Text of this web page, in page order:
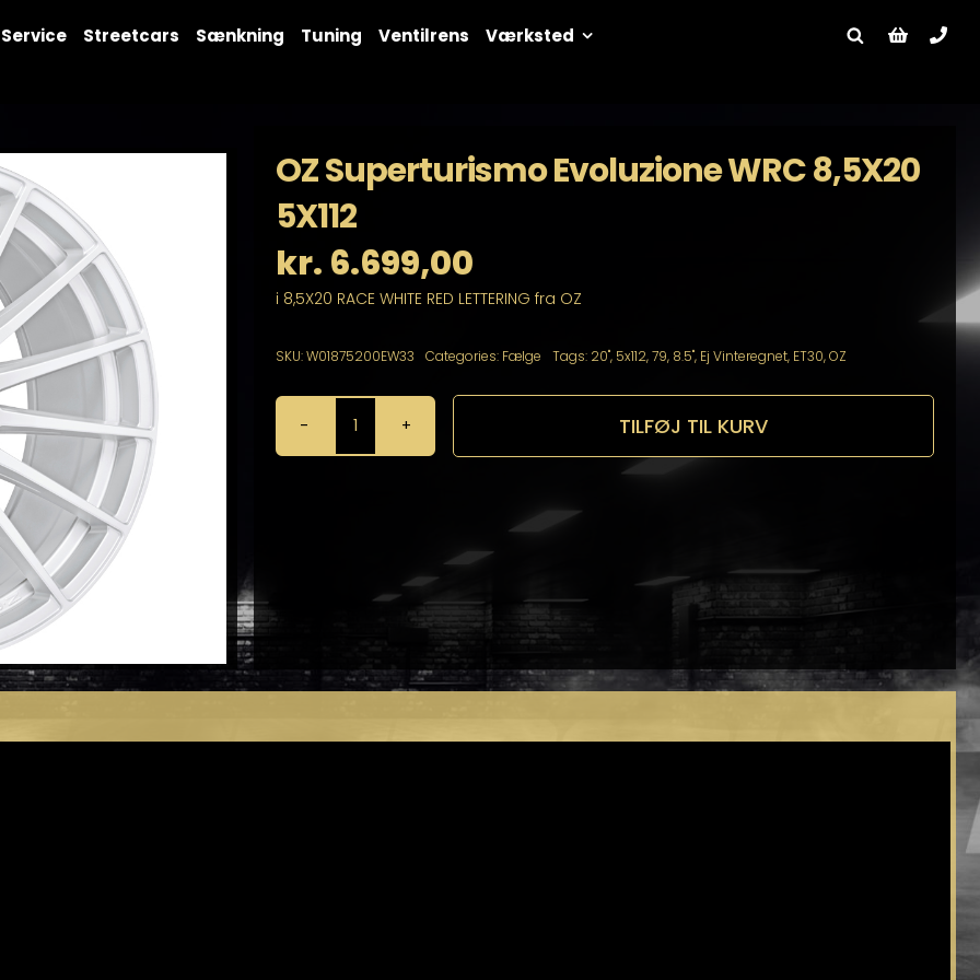
Service Streetcars Sænkning Tuning Ventilrens Værksted
OZ Superturismo Evoluzione WRC 8,5X20
5X112
kr. 6.699,00
i 8,5X20 RACE WHITE RED LETTERING fra OZ
SKU:W01875200EW33 Categories: Fælge Tags: 20", 5x112,79, 8.5", Ej Vinteregnet, ET30,OZ
OZ
Superturismo
TILFØJ TIL KURV